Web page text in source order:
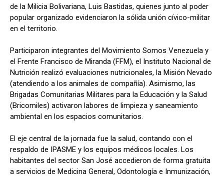
de la Milicia Bolivariana, Luis Bastidas, quienes junto al poder
popular organizado evidenciaron la sólida unión cívico-militar
en el territorio.
Participaron integrantes del Movimiento Somos Venezuela y
el Frente Francisco de Miranda (FFM), el Instituto Nacional de
Nutrición realizó evaluaciones nutricionales, la Misión Nevado
(atendiendo a los animales de compañía). Asimismo, las
Brigadas Comunitarias Militares para la Educación y la Salud
(Bricomiles) activaron labores de limpieza y saneamiento
ambiental en los espacios comunitarios.
​El eje central de la jornada fue la salud, contando con el
respaldo de IPASME y los equipos médicos locales. Los
habitantes del sector San José accedieron de forma gratuita
a servicios de Medicina General, Odontología e Inmunización,